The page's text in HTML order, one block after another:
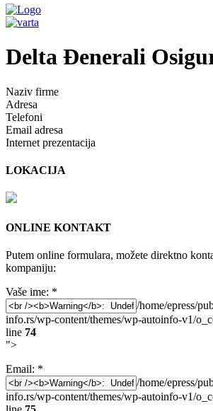
Delta Đenerali
Naziv firme
Adresa
Telefoni
Email adresa
Internet prezentacija
LOKACIJA
ONLINE KONTAKT
Putem online formulara, možete direktno
kompaniju:
Vaše ime: *
/home/epress/
info.rs/wp-content/themes/wp-autoinfo-v1/
line 74
">
Email: *
/home/epress/
info.rs/wp-content/themes/wp-autoinfo-v1/